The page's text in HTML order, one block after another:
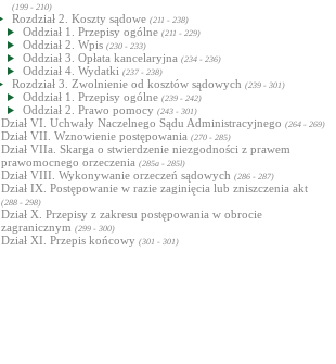
(199 - 210)
Rozdział 2. Koszty sądowe (211 - 238)
Oddział 1. Przepisy ogólne (211 - 229)
Oddział 2. Wpis (230 - 233)
Oddział 3. Opłata kancelaryjna (234 - 236)
Oddział 4. Wydatki (237 - 238)
Rozdział 3. Zwolnienie od kosztów sądowych (239 - 301)
Oddział 1. Przepisy ogólne (239 - 242)
Oddział 2. Prawo pomocy (243 - 301)
Dział VI. Uchwały Naczelnego Sądu Administracyjnego (264 - 269)
Dział VII. Wznowienie postępowania (270 - 285)
Dział VIIa. Skarga o stwierdzenie niezgodności z prawem
prawomocnego orzeczenia (285a - 285l)
Dział VIII. Wykonywanie orzeczeń sądowych (286 - 287)
Dział IX. Postępowanie w razie zaginięcia lub zniszczenia akt
(288 - 298)
Dział X. Przepisy z zakresu postępowania w obrocie
zagranicznym (299 - 300)
Dział XI. Przepis końcowy (301 - 301)